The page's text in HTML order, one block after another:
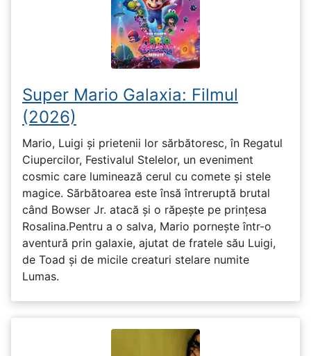
Super Mario Galaxia: Filmul
(2026)
Mario, Luigi și prietenii lor sărbătoresc, în Regatul
Ciupercilor, Festivalul Stelelor, un eveniment
cosmic care luminează cerul cu comete și stele
magice. Sărbătoarea este însă întreruptă brutal
când Bowser Jr. atacă și o răpește pe prinţesa
Rosalina.Pentru a o salva, Mario pornește într-o
aventură prin galaxie, ajutat de fratele său Luigi,
de Toad și de micile creaturi stelare numite
Lumas.